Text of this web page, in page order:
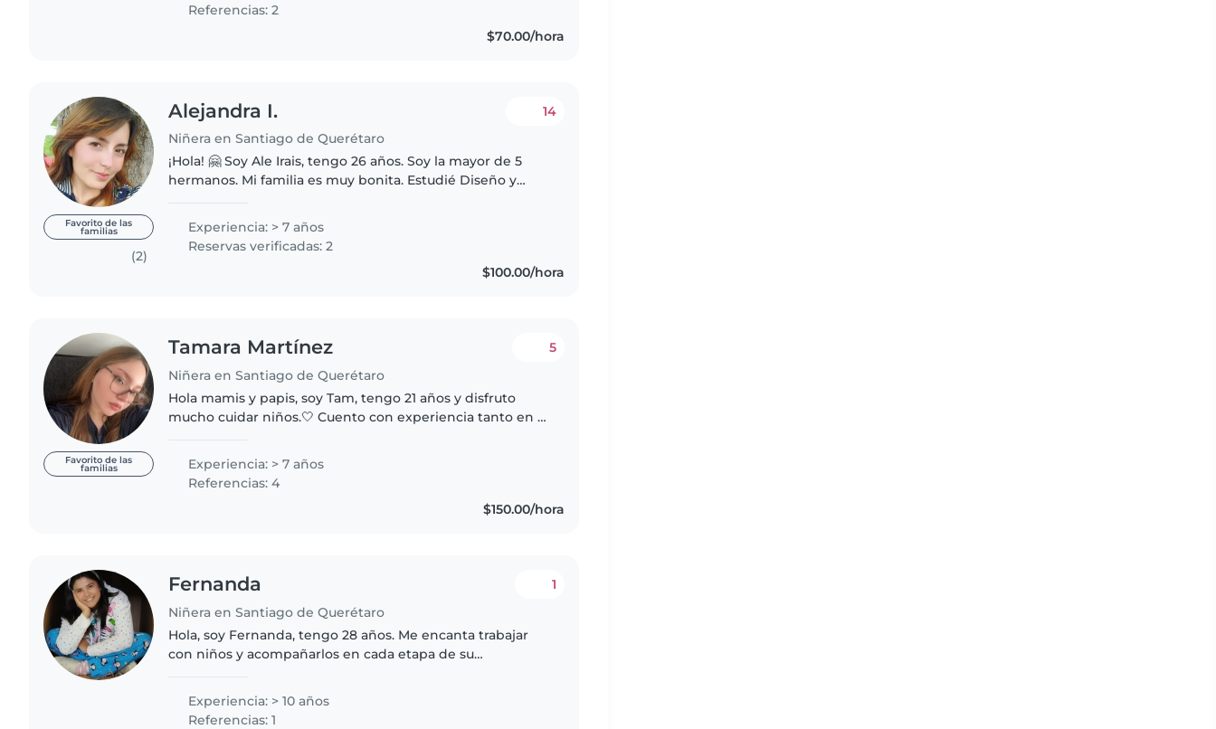
Referencias: 2
$70.00/hora
Favorito de las
familias
(2)
Alejandra I.
Niñera en Santiago de Querétaro
14
¡Hola! 🤗 Soy Ale Irais, tengo 26 años. Soy la mayor de 5
hermanos. Mi familia es muy bonita. Estudié Diseño y
encantan las actividades..
Experiencia: > 7 años
Reservas verificadas: 2
$100.00/hora
Favorito de las
familias
Tamara Martínez
Niñera en Santiago de Querétaro
5
Hola mamis y papis, soy Tam, tengo 21 años y disfruto
mucho cuidar niños.🤍 Cuento con experiencia tanto en el
de manera independiente..
Experiencia: > 7 años
Referencias: 4
$150.00/hora
Fernanda
Niñera en Santiago de Querétaro
1
Hola, soy Fernanda, tengo 28 años. Me encanta trabajar
con niños y acompañarlos en cada etapa de su
Auxiliar de Enfermería y actualmente..
Experiencia: > 10 años
Referencias: 1